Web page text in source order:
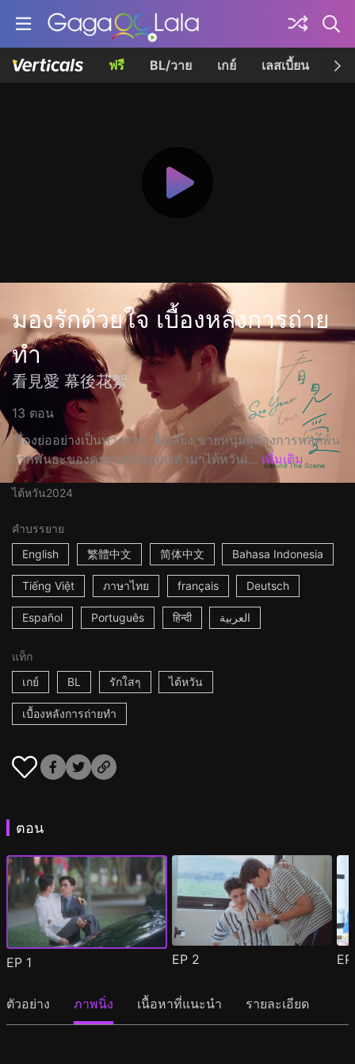
ฟรี BL/วาย เกย์ เลสเบี้ยน เค
มองรักด้วยใจ เบื้องหลังการถ่าย
ทำ
看見愛 幕後花絮
13 ตอน
เรื่องย่ออย่างเป็นทางการ: จื่อเสียง ชายหนุ่มผู้ต้องการหลุดพ้น
จากพันธะของครอบครัวถูกส่งตัวมาไต้หวันเ... เพิ่มเติม
ไต้หวัน2024
คำบรรยาย
English
繁體中文 简体中文 Bahasa Indonesia
Tiếng Việt ภาษาไทย français Deutsch
Español Português हिन्दी العربية
แท็ก
เกย์
BL รักใสๆ ไต้หวัน
เบื้องหลังการถ่ายทำ
ตอน
EP 1 EP 2
ตัวอย่าง ภาพนิ่ง เนื้อหาที่แนะนำ รายละเอียด